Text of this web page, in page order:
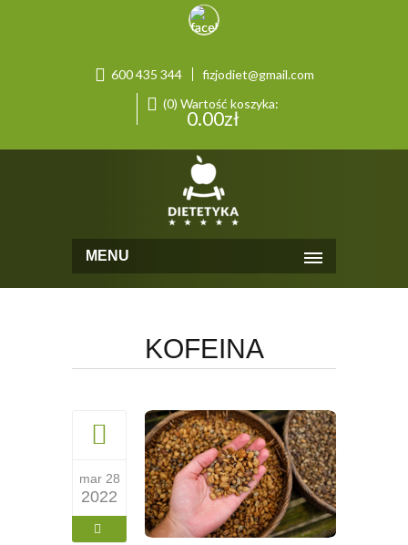
600 435 344
fizjodiet@gmail.com
(0) Wartość koszyka:
0.00zł
MENU
KOFEINA
mar 28
2022